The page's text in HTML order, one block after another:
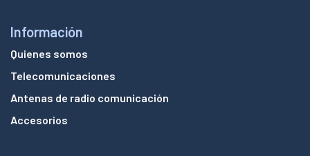
Información
Quienes somos
Telecomunicaciones
Antenas de radio comunicación
Accesorios